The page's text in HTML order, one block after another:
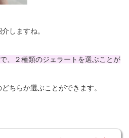
しますね。
、２種類のジェラートを選ぶことが
ちらか選ぶことができます。